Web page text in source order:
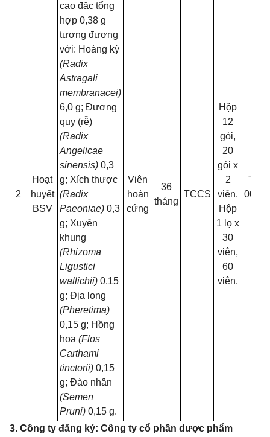
2
Hoạt
huyết
BSV
cao đặc tổng
hợp 0,38 g
tương đương
với: Hoàng kỳ
(Radix
Astragali
membranacei)
6,0 g; Đương
quy (rễ)
(Radix
Angelicae
sinensis) 0,3
g; Xích thược
(Radix
Paeoniae) 0,3
g; Xuyên
khung
(Rhizoma
Ligustici
wallichii) 0,15
g; Địa long
(Pheretima)
0,15 g; Hồng
hoa (Flos
Carthami
tinctorii) 0,15
g; Đào nhân
(Semen
Pruni) 0,15 g.
Viên
hoàn
cứng
36
tháng
TCCS
Hộp
12
gói,
20
gói x
2
viên.
Hộp
1 lọ x
30
viên,
60
viên.
TCT-
3. Công ty đăng ký: Công ty cổ phần dược phẩm